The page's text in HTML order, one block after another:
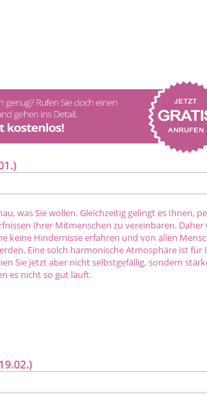
was Sie wollen. Gleichzeitig gelingt es Ihnen,
Ihrer Mitmenschen zu vereinbaren. Daher
keine Hindernisse erfahren und von allen
Eine solch harmonische Atmosphäre ist für
Sie jetzt aber nicht selbstgefällig, sondern
es nicht so gut läuft.